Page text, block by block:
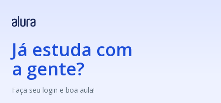
Já estuda com
a gente?
Faça seu login e boa aula!